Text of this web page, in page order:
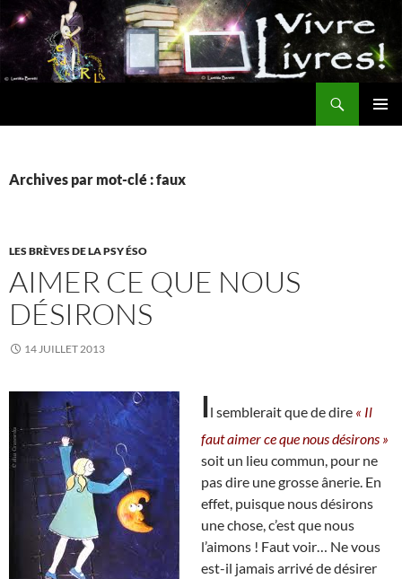
Aller
au
contenu
Archives par mot-clé : faux
LES BRÈVES DE LA PSY ÉSO
AIMER CE QUE NOUS
DÉSIRONS
14 JUILLET 2013
Il semblerait que de dire « Il
faut aimer ce que nous désirons »
soit un lieu commun, pour ne
pas dire une grosse ânerie. En
effet, puisque nous désirons
une chose, c’est que nous
l’aimons ! Faut voir… Ne vous
est-il jamais arrivé de désirer